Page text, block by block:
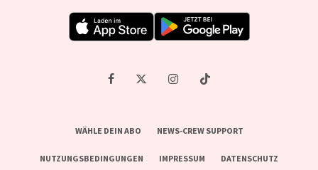
WÄHLE DEIN ABO NEWS-CREW SUPPORT
NUTZUNGSBEDINGUNGEN IMPRESSUM DATENSCHUTZ